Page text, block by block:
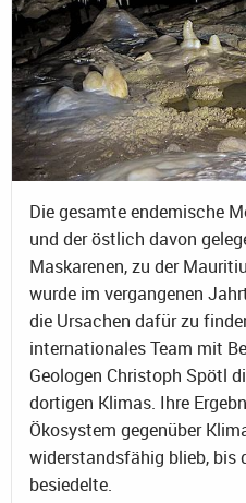
Die gesamte endemische
und der östlich davon
Maskarenen, zu der
wurde im vergangenen
die Ursachen dafür zu
internationales Team mit
Geologen Christoph Spötl
dortigen Klimas. Ihre
Ökosystem gegenüber
widerstandsfähig blieb, bis
besiedelte.